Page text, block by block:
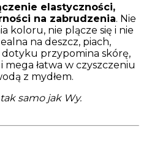
elastyczności,
na zabrudzenia. Nie
koloru, nie plącze się i nie
na deszcz, piach,
dotyku przypomina skórę,
mega łatwa w czyszczeniu
z mydłem.
samo jak Wy.